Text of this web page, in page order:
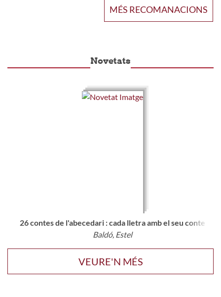
MÉS RECOMANACIONS
Novetats
26 contes de l'abecedari : cada lletra amb el seu conte
Baldó, Estel
VEURE'N MÉS